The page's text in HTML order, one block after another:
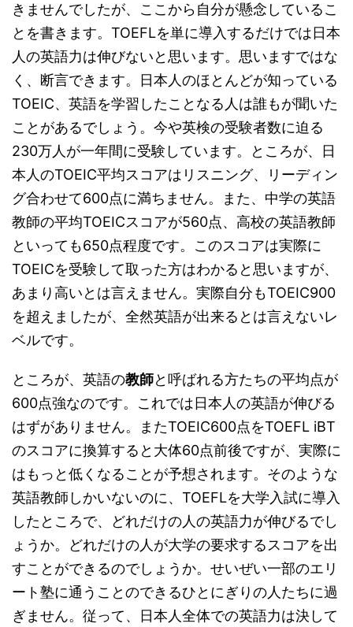
きませんでしたが、ここから自分が懸念しているこ
とを書きます。TOEFLを単に導入するだけでは日本
人の英語力は伸びないと思います。思いますではな
く、断言できます。日本人のほとんどが知っている
TOEIC、英語を学習したことなる人は誰もが聞いた
ことがあるでしょう。今や英検の受験者数に迫る
230万人が一年間に受験しています。ところが、日
本人のTOEIC平均スコアはリスニング、リーディン
グ合わせて600点に満ちません。また、中学の英語
教師の平均TOEICスコアが560点、高校の英語教師
といっても650点程度です。このスコアは実際に
TOEICを受験して取った方はわかると思いますが、
あまり高いとは言えません。実際自分もTOEIC900
を超えましたが、全然英語が出来るとは言えないレ
ベルです。
ところが、英語の教師と呼ばれる方たちの平均点が
600点強なのです。これでは日本人の英語が伸びる
はずがありません。またTOEIC600点をTOEFL iBT
のスコアに換算すると大体60点前後ですが、実際に
はもっと低くなることが予想されます。そのような
英語教師しかいないのに、TOEFLを大学入試に導入
したところで、どれだけの人の英語力が伸びるでし
ょうか。どれだけの人が大学の要求するスコアを出
すことができるのでしょうか。せいぜい一部のエリ
ート塾に通うことのできるひとにぎりの人たちに過
ぎません。従って、日本人全体での英語力は決して